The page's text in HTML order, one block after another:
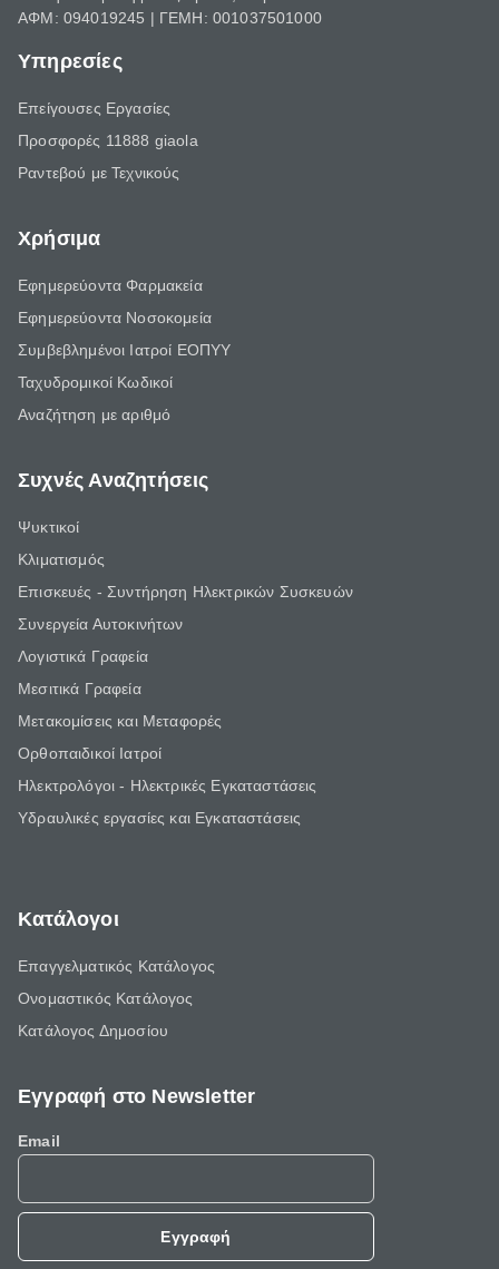
ΑΦΜ: 094019245 | ΓΕΜΗ: 001037501000
Υπηρεσίες
Επείγουσες Εργασίες
Προσφορές 11888 giaola
Ραντεβού με Τεχνικούς
Χρήσιμα
Εφημερεύοντα Φαρμακεία
Εφημερεύοντα Νοσοκομεία
Συμβεβλημένοι Ιατροί ΕΟΠΥΥ
Ταχυδρομικοί Κωδικοί
Αναζήτηση με αριθμό
Συχνές Αναζητήσεις
Ψυκτικοί
Κλιματισμός
Επισκευές - Συντήρηση Ηλεκτρικών Συσκευών
Συνεργεία Αυτοκινήτων
Λογιστικά Γραφεία
Μεσιτικά Γραφεία
Μετακομίσεις και Μεταφορές
Ορθοπαιδικοί Ιατροί
Ηλεκτρολόγοι - Ηλεκτρικές Εγκαταστάσεις
Υδραυλικές εργασίες και Εγκαταστάσεις
Κατάλογοι
Επαγγελματικός Κατάλογος
Ονομαστικός Κατάλογος
Κατάλογος Δημοσίου
Εγγραφή στο Newsletter
Email
Εγγραφή